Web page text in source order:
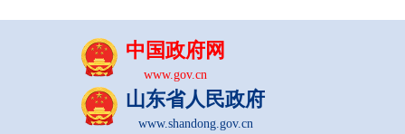
中国政府网
www.gov.cn
山东省人民政府
www.shandong.gov.cn